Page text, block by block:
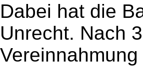
Dabei hat die
Unrecht. Nach